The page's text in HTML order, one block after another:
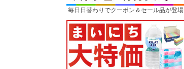
毎日日替わりでクーポン＆セール品が登場